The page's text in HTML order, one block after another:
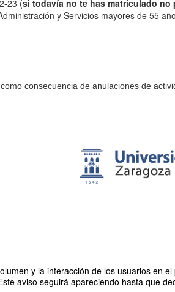
y la interacción de los usuarios en
aviso seguirá apareciendo hasta que
23 (si todavía no te has matriculado
y Servicios mayores de 55
como consecuencia de anulaciones de